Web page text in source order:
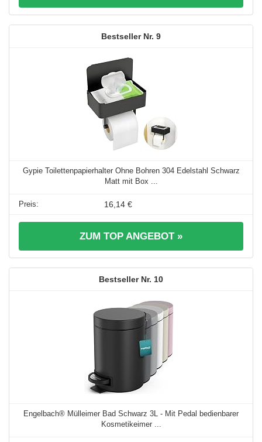
9
Gypie Toilettenpapierhalter Ohne Bohren 304 Edelstahl Schwarz
Matt mit Box ...
16,14 €
ZUM TOP ANGEBOT »
10
Engelbach® Mülleimer Bad Schwarz 3L - Mit Pedal bedienbarer
Kosmetikeimer ...